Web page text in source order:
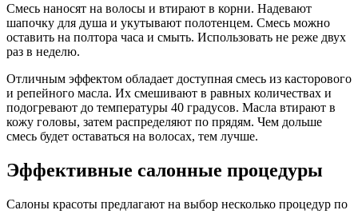
Смесь наносят на волосы и втирают в корни. Надевают
шапочку для душа и укутывают полотенцем. Смесь можно
оставить на полтора часа и смыть. Использовать не реже двух
раз в неделю.
Отличным эффектом обладает доступная смесь из касторового
и репейного масла. Их смешивают в равных количествах и
подогревают до температуры 40 градусов. Масла втирают в
кожу головы, затем распределяют по прядям. Чем дольше
смесь будет оставаться на волосах, тем лучше.
Эффективные салонные процедуры
Салоны красоты предлагают на выбор несколько процедур по